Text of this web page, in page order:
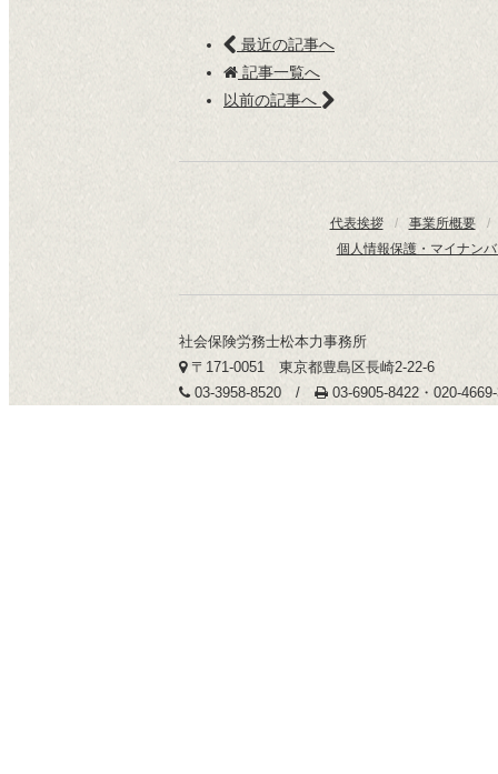
最近の記事へ
記事一覧へ
以前の記事へ
代表挨拶 / 事業所概要
/
個人情報保護・マイナン
社会保険労務士松本力事務所
〒171-0051 東京都豊島区長崎2-22-6
03-3958-8520 /
03-6905-8422・020-